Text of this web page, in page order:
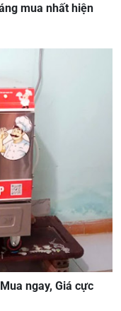
mua nhất hiện
ngay, Giá cực